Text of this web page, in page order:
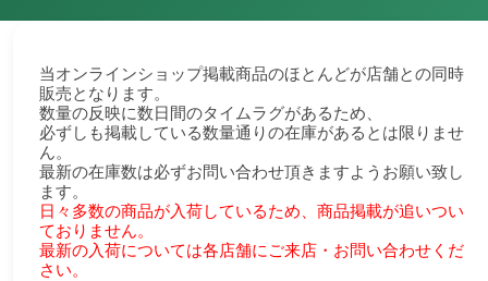
当オンラインショップ掲載商品のほとんどが店舗との同時
販売となります。
数量の反映に数日間のタイムラグがあるため、
必ずしも掲載している数量通りの在庫があるとは限りませ
ん。
最新の在庫数は必ずお問い合わせ頂きますようお願い致し
ます。
日々多数の商品が入荷しているため、商品掲載が追いつい
ておりません。
最新の入荷については各店舗にご来店・お問い合わせくだ
さい。